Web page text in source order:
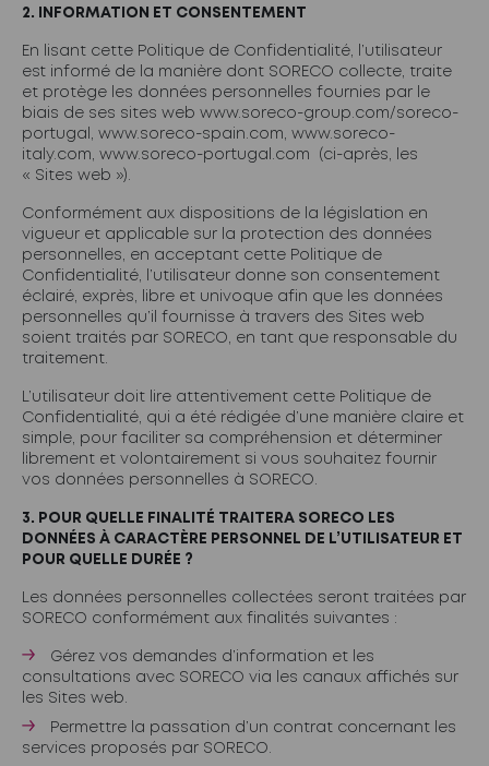
2. INFORMATION ET CONSENTEMENT
En lisant cette Politique de Confidentialité, l’utilisateur
est informé de la manière dont SORECO collecte, traite
et protège les données personnelles fournies par le
biais de ses sites web www.soreco-group.com/soreco-
portugal
www.soreco-spain.com
www.soreco-
italy.com
www.soreco-portugal.com
(ci-après, les
« Sites web »).
Conformément aux dispositions de la législation en
vigueur et applicable sur la protection des données
personnelles, en acceptant cette Politique de
Confidentialité, l’utilisateur donne son consentement
éclairé, exprès, libre et univoque afin que les données
personnelles qu’il fournisse à travers des Sites web
soient traités par SORECO, en tant que responsable du
traitement.
L’utilisateur doit lire attentivement cette Politique de
Confidentialité, qui a été rédigée d’une manière claire et
simple, pour faciliter sa compréhension et déterminer
librement et volontairement si vous souhaitez fournir
vos données personnelles à SORECO.
3. POUR QUELLE FINALITÉ TRAITERA SORECO LES
DONNÉES À CARACTÈRE PERSONNEL DE L’UTILISATEUR ET
POUR QUELLE DURÉE ?
Les données personnelles collectées seront traitées par
SORECO conformément aux finalités suivantes :
Gérez vos demandes d’information et les
consultations avec SORECO via les canaux affichés sur
les Sites web.
Permettre la passation d’un contrat concernant les
services proposés par SORECO.